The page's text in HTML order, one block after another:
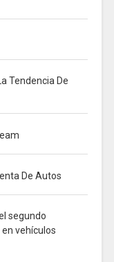
Tendencia De
De Autos
segundo
vehículos